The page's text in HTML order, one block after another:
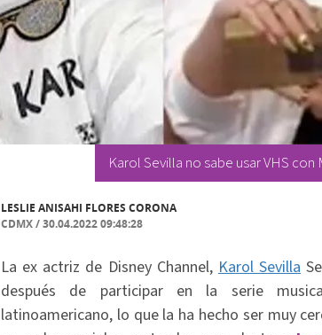
Karol Sevilla no sabe usar VHS
LESLIE ANISAHI FLORES CORONA
CDMX/30.04.2022 09:48:28
La ex actriz de Disney Channel,Karol Sevilla
después de participar en la serie
latinoamericano, lo que la ha hecho ser muy